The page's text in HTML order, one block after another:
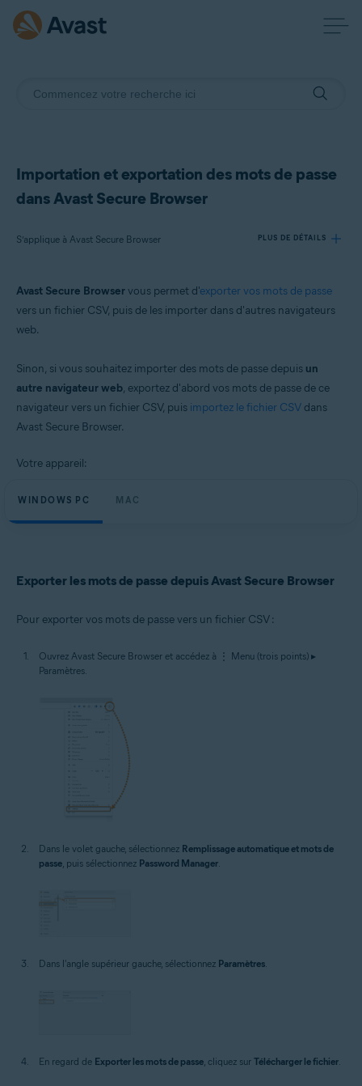
Importation et exportation des mots de passe
dans Avast Secure Browser
S’applique à Avast Secure Browser PLUS DE DÉTAILS
Avast Secure Browservous permet d'exporter vos mots de passe
vers un fichier CSV, puis de les importer dans d'autres navigateurs
web.
Sinon, si vous souhaitez importer des mots de passe depuis un
autre navigateur web, exportez d'abord vos mots de passe de ce
navigateur vers un fichier CSV, puis importez le fichier CSV dans
Avast Secure Browser.
Votre appareil:
WINDOWS PC MAC
Exporter les mots de passe depuis Avast Secure Browser
Pour exporter vos mots de passe vers un fichier CSV :
Ouvrez Avast Secure Browser et accédez à ⋮ Menu (trois points) ▸
Paramètres.
Dans le volet gauche, sélectionnez Remplissage automatique et mots de
passe, puis sélectionnez Password Manager.
Dans l'angle supérieur gauche, sélectionnez Paramètres
En regard de Exporter les mots de passe, cliquez sur Télécharger le fichier.